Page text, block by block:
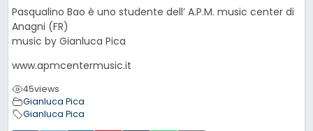
Pasqualino Bao è uno studente dell’ A.P.M. music center di
Anagni (FR)
music by Gianluca Pica
www.apmcentermusic.it
45views
Gianluca Pica
Gianluca Pica